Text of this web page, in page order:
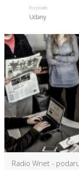
Pozostało
Udany
Radio Wnet -